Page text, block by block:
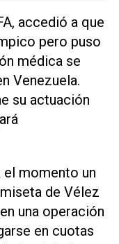
accedió a que
pero puso
médica se
Venezuela.
su actuación
el momento un
de Vélez
una operación
en cuotas